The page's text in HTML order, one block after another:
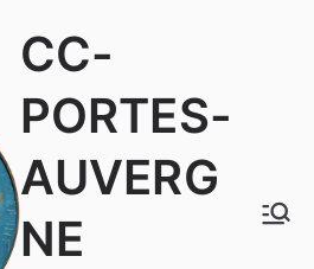
CC-
PORTES-
AUVERG
NE